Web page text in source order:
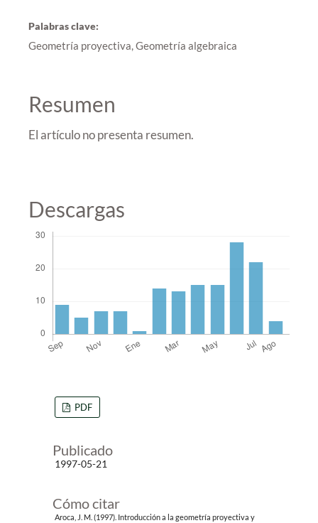
Palabras clave:
Geometría proyectiva, Geometría algebraica
Resumen
El artículo no presenta resumen.
Descargas
PDF
Publicado
1997-05-21
Cómo citar
Aroca, J. M. (1997). Introducción a la geometría proyectiva y